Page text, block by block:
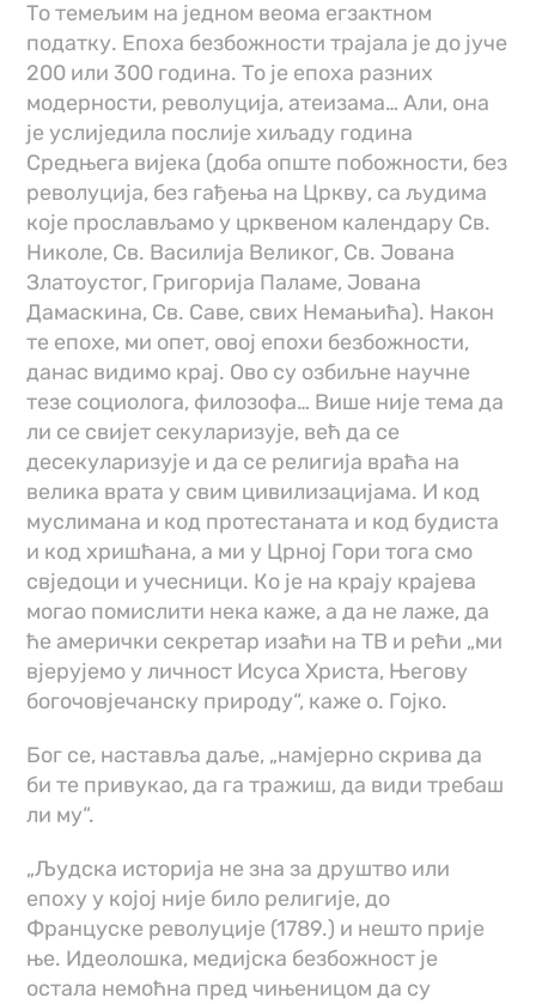
То темељим на једном веома егзактном
податку. Епоха безбожности трајала је до јуче
200 или 300 година. То је епоха разних
модерности, револуција, атеизама… Али, она
је услиједила послије хиљаду година
Средњега вијека (доба опште побожности, без
револуција, без гађења на Цркву, са људима
које прослављамо у црквеном календару Св.
Николе, Св. Василија Великог, Св. Јована
Златоустог, Григорија Паламе, Јована
Дамаскина, Св. Саве, свих Немањића). Након
те епохе, ми опет, овој епохи безбожности,
данас видимо крај. Ово су озбиљне научне
тезе социолога, филозофа… Више није тема да
ли се свијет секуларизује, већ да се
десекуларизује и да се религија враћа на
велика врата у свим цивилизацијама. И код
муслимана и код протестаната и код будиста
и код хришћана, а ми у Црној Гори тога смо
свједоци и учесници. Ко је на крају крајева
могао помислити нека каже, а да не лаже, да
ће амерички секретар изаћи на ТВ и рећи „ми
вјерујемо у личност Исуса Христа, Његову
богочовјечанску природу“, каже о. Гојко.
Бог се, наставља даље, „намјерно скрива да
би те привукао, да га тражиш, да види требаш
ли му“.
„Људска историја не зна за друштво или
епоху у којој није било религије, до
Француске револуције (1789.) и нешто прије
ње. Идеолошка, медијска безбожност је
остала немоћна пред чињеницом да су